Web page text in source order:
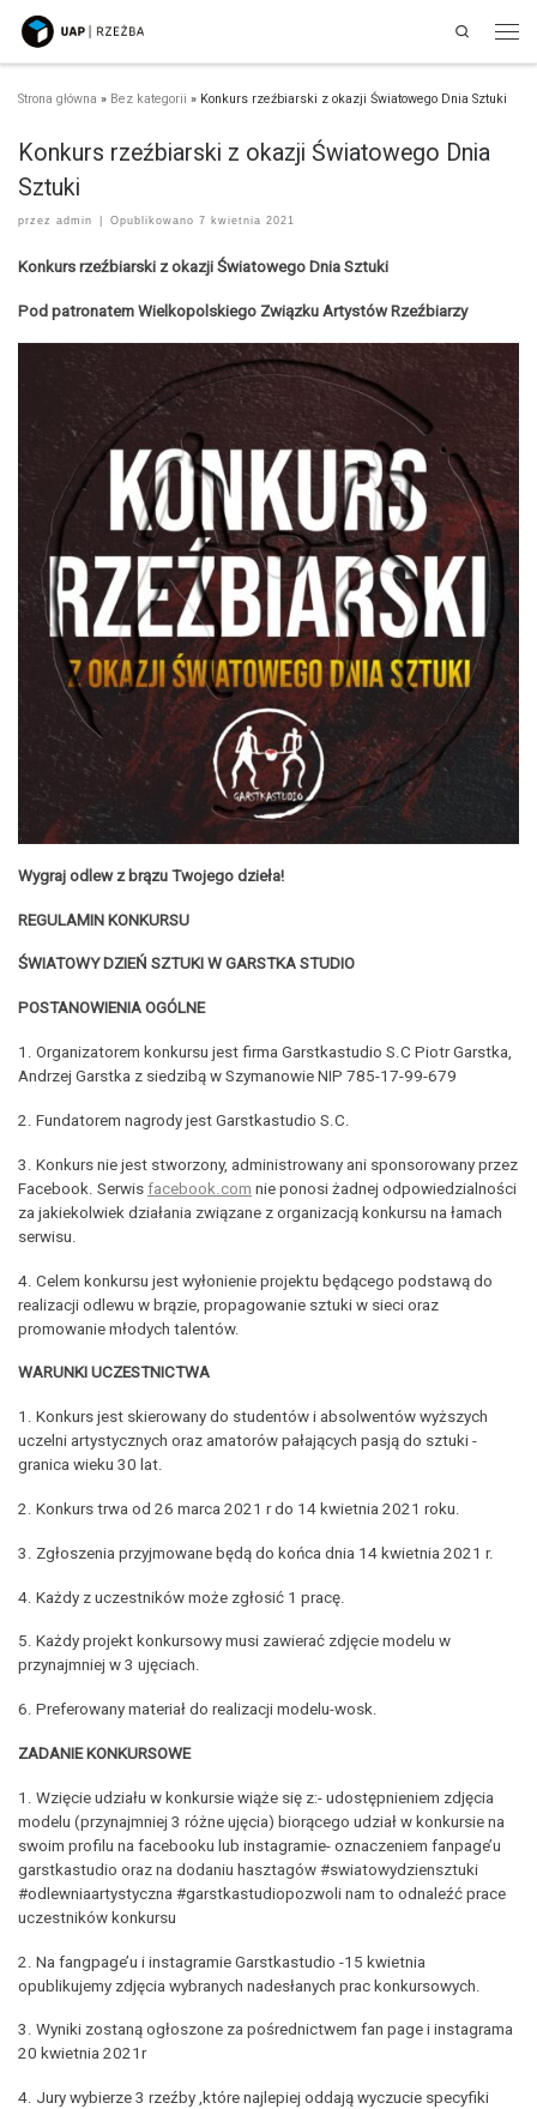
Przejdź do treści
Search
Strona główna » Bez kategorii » Konkurs rzeźbiarski z okazji Światowego Dnia Sztuki
Konkurs rzeźbiarski z okazji Światowego Dnia
Sztuki
przez admin Opublikowano 7 kwietnia 2021
Konkurs rzeźbiarski z okazji Światowego Dnia Sztuki
Pod patronatem Wielkopolskiego Związku Artystów Rzeźbiarzy
Wygraj odlew z brązu Twojego dzieła!
REGULAMIN KONKURSU
ŚWIATOWY DZIEŃ SZTUKI W GARSTKA STUDIO
POSTANOWIENIA OGÓLNE
1. Organizatorem konkursu jest firma Garstkastudio S.C Piotr Garstka,
Andrzej Garstka z siedzibą w Szymanowie NIP 785-17-99-679
2. Fundatorem nagrody jest Garstkastudio S.C.
3. Konkurs nie jest stworzony, administrowany ani sponsorowany przez
Facebook. Serwis facebook.com nie ponosi żadnej odpowiedzialności
za jakiekolwiek działania związane z organizacją konkursu na łamach
serwisu.
4. Celem konkursu jest wyłonienie projektu będącego podstawą do
realizacji odlewu w brązie, propagowanie sztuki w sieci oraz
promowanie młodych talentów.
WARUNKI UCZESTNICTWA
1. Konkurs jest skierowany do studentów i absolwentów wyższych
uczelni artystycznych oraz amatorów pałających pasją do sztuki -
granica wieku 30 lat.
2. Konkurs trwa od 26 marca 2021 r do 14 kwietnia 2021 roku.
3. Zgłoszenia przyjmowane będą do końca dnia 14 kwietnia 2021 r.
4. Każdy z uczestników może zgłosić 1 pracę.
5. Każdy projekt konkursowy musi zawierać zdjęcie modelu w
przynajmniej w 3 ujęciach.
6. Preferowany materiał do realizacji modelu-wosk.
ZADANIE KONKURSOWE
1. Wzięcie udziału w konkursie wiąże się z:- udostępnieniem zdjęcia
modelu (przynajmniej 3 różne ujęcia) biorącego udział w konkursie na
swoim profilu na facebooku lub instagramie- oznaczeniem fanpage’u
garstkastudio oraz na dodaniu hasztagów #swiatowydziensztuki
#odlewniaartystyczna #garstkastudiopozwoli nam to odnaleźć prace
uczestników konkursu
2. Na fangpage’u i instagramie Garstkastudio -15 kwietnia
opublikujemy zdjęcia wybranych nadesłanych prac konkursowych.
3. Wyniki zostaną ogłoszone za pośrednictwem fan page i instagrama
20 kwietnia 2021r
4. Jury wybierze 3 rzeźby ,które najlepiej oddają wyczucie specyfiki